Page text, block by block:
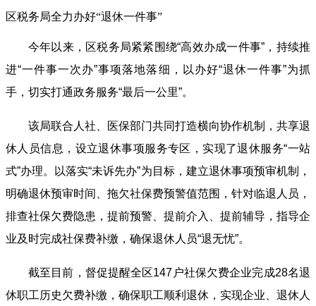
区税务局全力办好“退休一件事”
今年以来，区税务局紧紧围绕“高效办成一件事”，持续推
进“一件事一次办”事项落地落细，以办好“退休一件事”为抓
手，切实打通政务服务“最后一公里”。
该局联合人社、医保部门共同打造横向协作机制，共享退
休人员信息，设立退休事项服务专区，实现了退休服务“一站
式”办理。以落实“未诉先办”为目标，建立退休事项预审机制，
明确退休预审时间、拖欠社保费预警值范围，针对临退人员，
排查社保欠费隐患，提前预警、提前介入、提前辅导，指导企
业及时完成社保费补缴，确保退休人员“退无忧”。
截至目前，督促提醒全区147户社保欠费企业完成28名退
休职工历史欠费补缴，确保职工顺利退休，实现企业、退休人